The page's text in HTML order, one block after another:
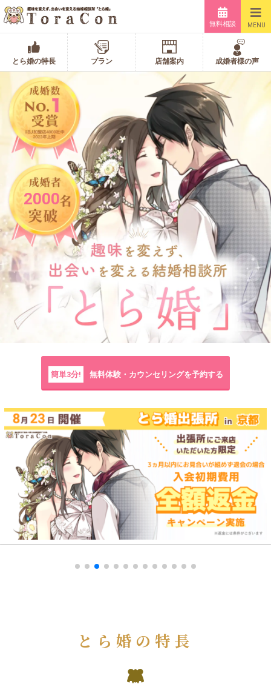
無料相談 MENU
とら婚の特長 プラン 店舗案内 成婚者様の声
2000
簡単3分! 無料体験・カウンセリングを予約する
とら婚の特長